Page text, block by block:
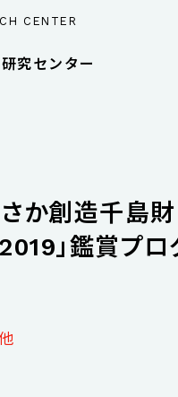
CENTER
究センター
か創造千島財
」鑑賞プロ